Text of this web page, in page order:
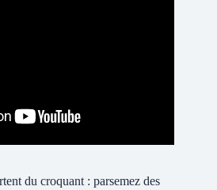
du croquant : parsemez des